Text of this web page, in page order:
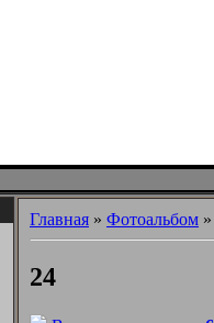
Главная » Фотоальбом
24